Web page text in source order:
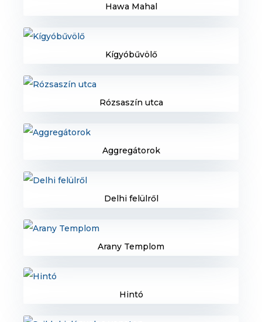
Hawa Mahal
Kígyóbűvölő
Rózsaszín utca
Aggregátorok
Delhi felülről
Arany Templom
Hintó